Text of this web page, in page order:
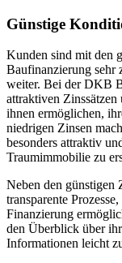
Günstige
Kunden sind mit den
Baufinanzierung sehr
weiter. Bei der DKB
attraktiven
ihnen ermöglichen,
niedrigen Zinsen
besonders attraktiv
Traumimmobilie zu
Neben den günstigen
transparente
Finanzierung
den Überblick über
Informationen leicht